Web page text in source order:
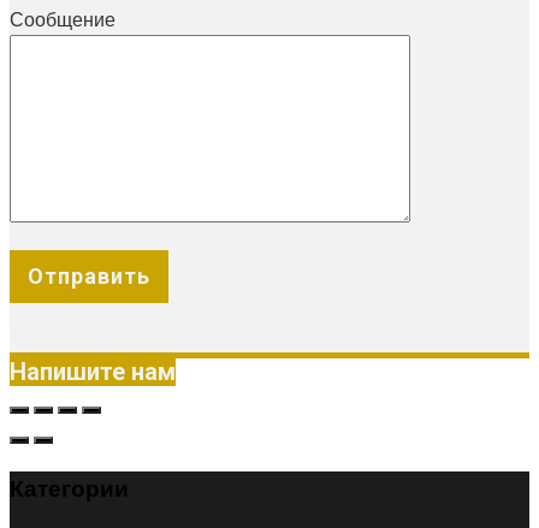
Сообщение
Напишите нам
Категории